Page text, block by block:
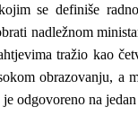
se definiše
nadležnom
tražio kao
obrazovanju, a
odgovoreno na